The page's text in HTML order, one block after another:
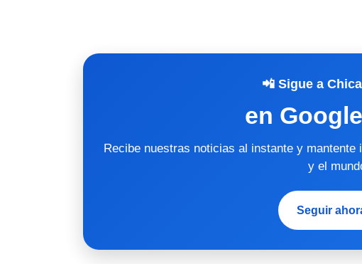
📲 Sigue a
en
Recibe nuestras noticias al instante y mantente
y el
Seguir